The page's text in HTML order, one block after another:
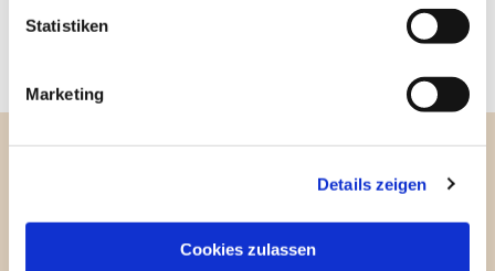
Statistiken
Marketing
Details zeigen
Cookies zulassen
Telefon:
Kontakt